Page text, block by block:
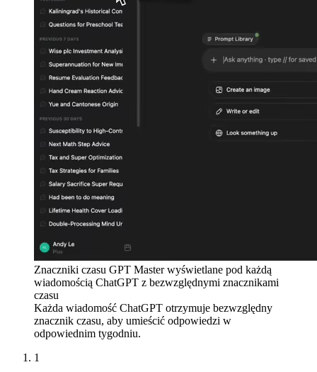
Znaczniki czasu GPT Master wyświetlane pod każdą
wiadomością ChatGPT z bezwzględnymi znacznikami
czasu
Każda wiadomość ChatGPT otrzymuje bezwzględny
znacznik czasu, aby umieścić odpowiedzi w
odpowiednim tygodniu.
1